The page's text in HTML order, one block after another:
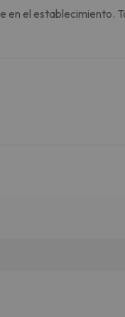
el establecimiento.